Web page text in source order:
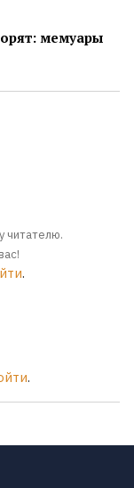
мемуары
читателю.
.
.